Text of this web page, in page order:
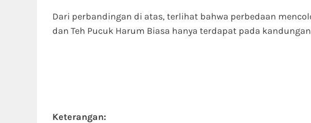
Dari perbandingan di atas, terlihat bahwa perbedaan
dan Teh Pucuk Harum Biasa hanya terdapat pada
Keterangan: